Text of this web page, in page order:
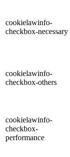
cookielawinfo-
checkbox-necessary
cookielawinfo-
checkbox-others
cookielawinfo-
checkbox-
performance